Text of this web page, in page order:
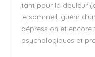
tant pour la douleur
le sommeil, guérir
dépression et
psychologiques et